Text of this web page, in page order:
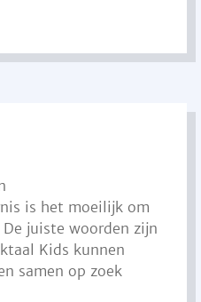
is het moeilijk om
juiste woorden zijn
Kids kunnen
samen op zoek